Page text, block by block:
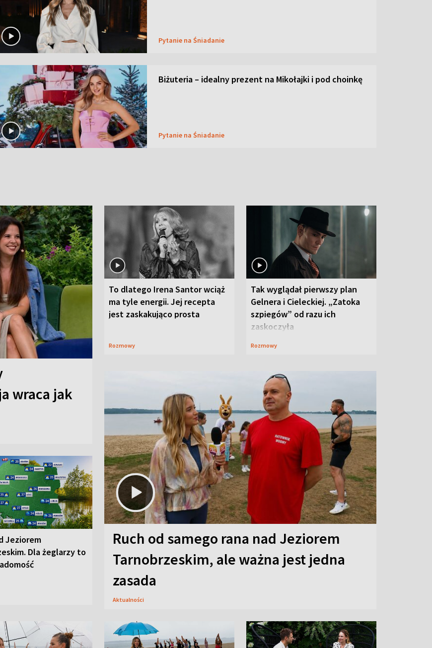
Pytanie na Śniadanie
Biżuteria – idealny prezent na Mikołajki i pod choinkę
Pytanie na Śniadanie
wraca jak
To dlatego Irena Santor wciąż
ma tyle energii. Jej recepta
jest zaskakująco prosta
Rozmowy
Tak wyglądał pierwszy plan
Gelnera i Cieleckiej. „Zatoka
szpiegów” od razu ich
zaskoczyła
Rozmowy
Jeziorem
Dla żeglarzy to
Ruch od samego rana nad Jeziorem
Tarnobrzeskim, ale ważna jest jedna
zasada
Aktualności